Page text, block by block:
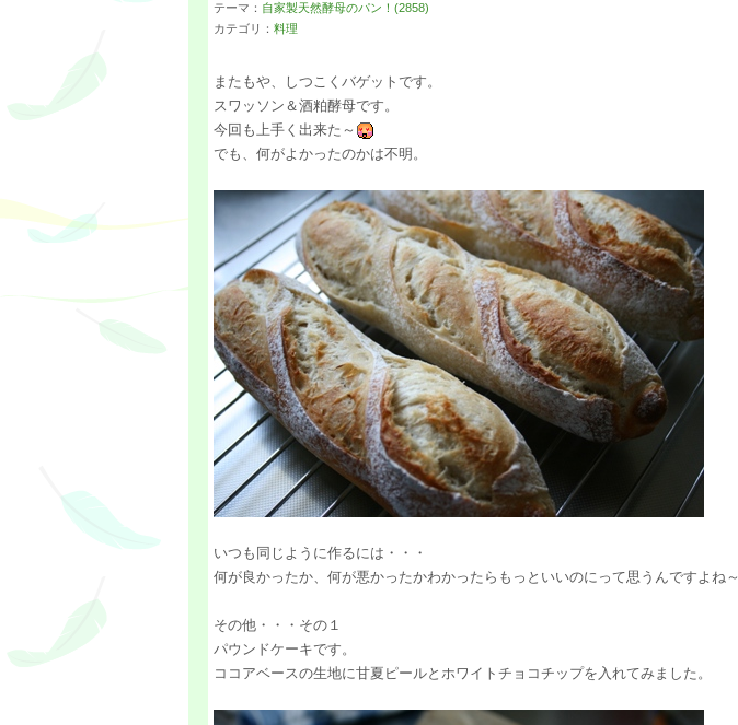
テーマ： 自家製天然酵母のパン！(2858)
カテゴリ：料理
またもや、しつこくバゲットです。
スワッソン＆酒粕酵母です。
今回も上手く出来た～
でも、何がよかったのかは不明。
いつも同じように作るには・・・
何が良かったか、何が悪かったかわかったらもっといいのにって思うんですよね～
その他・・・その１
パウンドケーキです。
ココアベースの生地に甘夏ピールとホワイトチョコチップを入れてみました。